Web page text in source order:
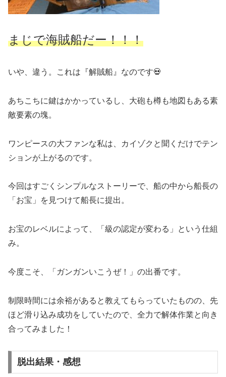
まじで海賊船だー！！！
いや、違う。これは『解賊船』なのです💀
あちこちに鍵はかかっているし、大砲も樽も地図もある素
敵要素の塊。
ワンピースの大ファンな私は、カイゾクと聞くだけでテン
ションが上がるのです。
今回はすごくシンプルなストーリーで、船の中から船長の
「お宝」を見つけて船長に提出。
お宝のレベルによって、「級の認定が変わる」という仕組
み。
今度こそ、「ガンガンいこうぜ！」の出番です。
制限時間には余裕があると教えてもらっていたものの、先
ほど滑り込み成功をしていたので、全力で解体作業と向き
合ってみました！
脱出結果・感想